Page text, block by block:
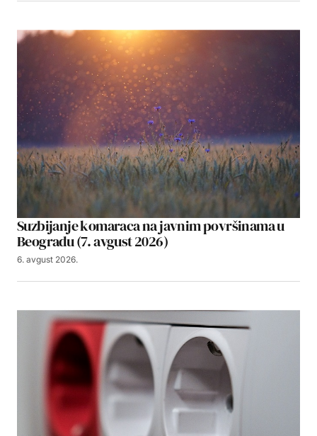
Suzbijanje komaraca na javnim površinama u
Beogradu (7. avgust 2026)
6. avgust 2026.